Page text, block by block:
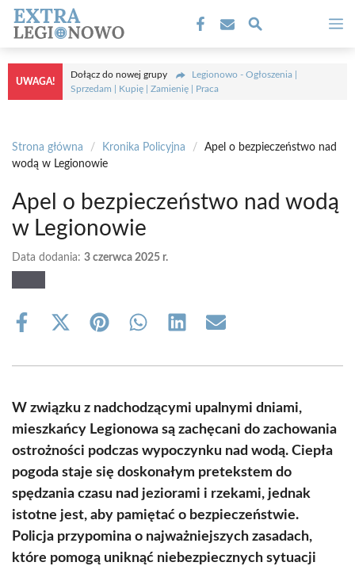
Przejdź
treści
UWAGA!
Dołącz do nowej grupy
Legionowo - Ogłoszenia |
Sprzedam | Kupię | Zamienię | Praca
Strona główna / Kronika Policyjna /
Apel o bezpieczeństwo nad
wodą w Legionowie
Apel o bezpieczeństwo nad wodą
w Legionowie
Data dodania: 3 czerwca 2025 r.
Share
Share
(Twitter)
Share Share Share Share
W związku z nadchodzącymi upalnymi dniami,
mieszkańcy Legionowa są zachęcani do zachowania
ostrożności podczas wypoczynku nad wodą. Ciepła
pogoda staje się doskonałym pretekstem do
spędzania czasu nad jeziorami i rzekami, jednak
istotne jest, aby pamiętać o bezpieczeństwie.
Policja przypomina o najważniejszych zasadach,
które pomogą uniknąć niebezpiecznych sytuacji